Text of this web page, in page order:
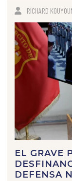
RICHARD
EL GRAVE
DEFENSA